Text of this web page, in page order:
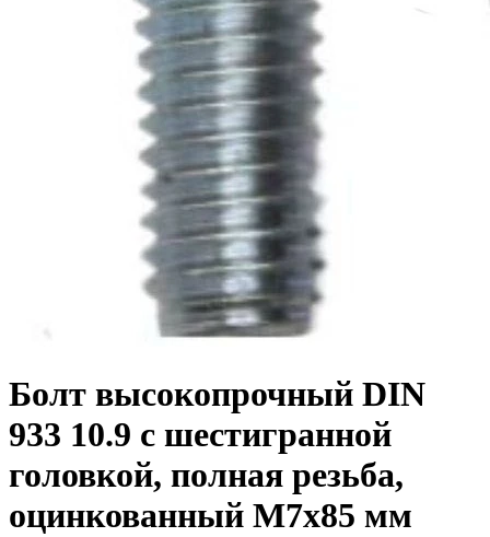
Болт высокопрочный DIN
933 10.9 с шестигранной
головкой, полная резьба,
оцинкованный M7x85 мм